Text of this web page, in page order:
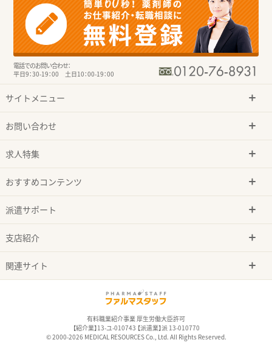
電話でのお問い合わせ：
平日9：30-19：00 土日10：00-19：00
サイトメニュー
お問い合わせ
求人特集
おすすめコンテンツ
派遣サポート
支店紹介
関連サイト
有料職業紹介事業 厚生労働大臣許可
【紹介業】13-ユ-010743 【派遣業】派 13-010770
© 2000-2026 MEDICAL RESOURCES Co., Ltd. All Rights Reserved.